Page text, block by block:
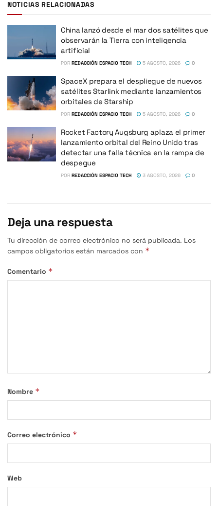
NOTICIAS RELACIONADAS
China lanzó desde el mar dos satélites que
observarán la Tierra con inteligencia
artificial
POR REDACCIÓN ESPACIO TECH 5 AGOSTO, 2026 0
SpaceX prepara el despliegue de nuevos
satélites Starlink mediante lanzamientos
orbitales de Starship
POR REDACCIÓN ESPACIO TECH 5 AGOSTO, 2026 0
Rocket Factory Augsburg aplaza el primer
lanzamiento orbital del Reino Unido tras
detectar una falla técnica en la rampa de
despegue
POR REDACCIÓN ESPACIO TECH 3 AGOSTO, 2026 0
Deja una respuesta
Tu dirección de correo electrónico no será publicada. Los
campos obligatorios están marcados con *
Comentario *
Nombre *
Correo electrónico *
Web